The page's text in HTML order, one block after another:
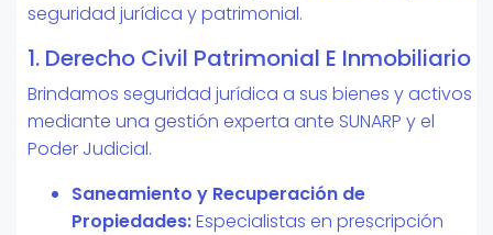
seguridad jurídica y patrimonial.
1. Derecho Civil Patrimonial E Inmobiliario
Brindamos seguridad jurídica a sus bienes y activos
mediante una gestión experta ante SUNARP y el
Poder Judicial.
Saneamiento y Recuperación de
Propiedades:Especialistas en prescripción